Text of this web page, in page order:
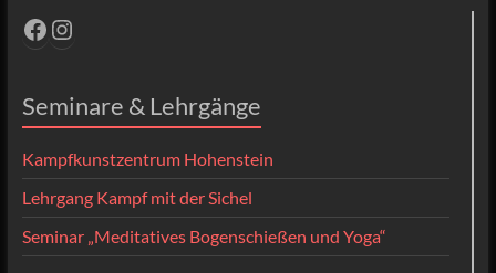
Facebook
Instagram
Seminare & Lehrgänge
Kampfkunstzentrum Hohenstein
Lehrgang Kampf mit der Sichel
Seminar „Meditatives Bogenschießen und Yoga“